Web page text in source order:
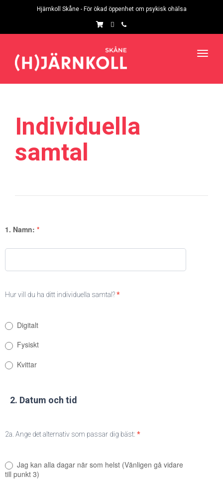
Hjärnkoll Skåne - För ökad öppenhet om psykisk ohälsa
Individuella
samtal
samtal
Våren
1. Namn: *
Hur vill du ha ditt individuella samtal?*
Digitalt
Fysiskt
Kvittar
2. Datum och tid
2a. Ange det alternativ som passar dig bäst: *
Jag kan alla dagar när som helst (Vänligen gå vidare
till punkt 3)